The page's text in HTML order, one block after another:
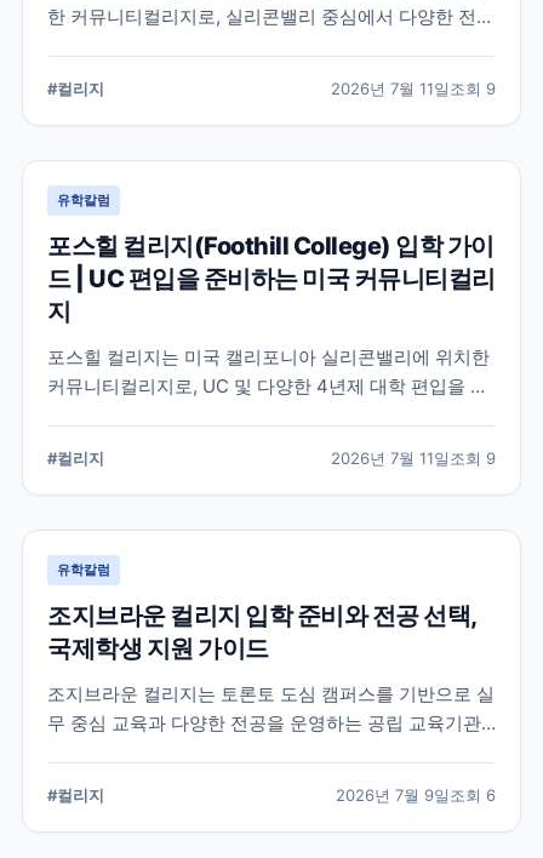
한 커뮤니티컬리지로, 실리콘밸리 중심에서 다양한 전공
으로 정리했습니다.
#컬리지 2026년 7월 11일조회 9
유학칼럼
포스힐 컬리지(Foothill College) 입학 가이
드 | UC 편입을 준비하는 미국 커뮤니티컬리
지
포스힐 컬리지는 미국 캘리포니아 실리콘밸리에 위치한
커뮤니티컬리지로, UC 및 다양한 4년제 대학 편입을 목
으로 입학 준비에 필요한 내용을 정리했습니다.
#컬리지 2026년 7월 11일조회 9
유학칼럼
조지브라운 컬리지 입학 준비와 전공 선택,
국제학생 지원 가이드
조지브라운 컬리지는 토론토 도심 캠퍼스를 기반으로 실
무 중심 교육과 다양한 전공을 운영하는 공립 교육기관
#컬리지 2026년 7월 9일조회 6